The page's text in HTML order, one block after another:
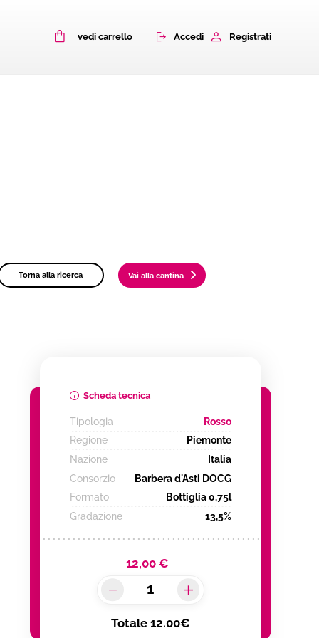
vedi carrello Accedi Registrati
Torna alla ricerca Vai alla cantina
Scheda tecnica
Tipologia
Rosso
Regione
Piemonte
Nazione
Italia
Consorzio
Barbera d'Asti DOCG
Formato
Bottiglia 0,75l
Gradazione
13,5%
12,00 €
Totale 12.00€